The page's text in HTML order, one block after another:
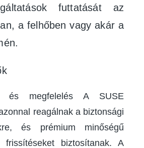
futtatását az
a felhőben vagy akár a
és megfelelés A SUSE
reagálnak a biztonsági
és prémium minőségű
frissítéseket biztosítanak. A